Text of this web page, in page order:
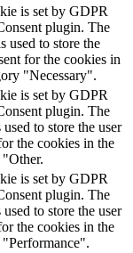
is set by GDPR
plugin. The
used to store the
for the cookies in
"Necessary".
is set by GDPR
plugin. The
to store the user
the cookies in the
is set by GDPR
plugin. The
to store the user
the cookies in the
"Performance".